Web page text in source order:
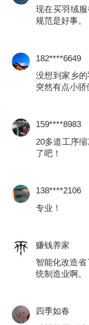
图为宇翔公司厂
由于代工了多
步投放了智慧
设备。比如，
行的切片设
动分选出羽毛
的稳定性，也
里还在与高
分选系统。再
分拣出不同
幕上展示羽
毫米，“这是一
现在买羽绒
规范是好事。
182****6649
没想到家乡
突然有点小骄
159****8983
20多道工序
了吧！
138****2106
专业！
赚钱养家
智能化改造
统制造业啊。
四季如春